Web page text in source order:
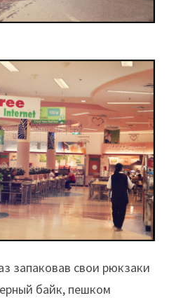
запаковав свои рюкзаки
байк, пешком